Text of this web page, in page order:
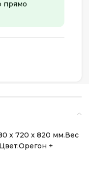
прямо
х 720 х 820 мм.Вес
+